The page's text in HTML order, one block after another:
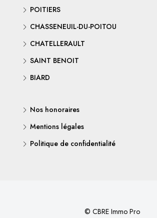
POITIERS
CHASSENEUIL-DU-POITOU
CHATELLERAULT
SAINT BENOIT
BIARD
Nos honoraires
Mentions légales
Politique de confidentialité
© CBRE Immo Pro